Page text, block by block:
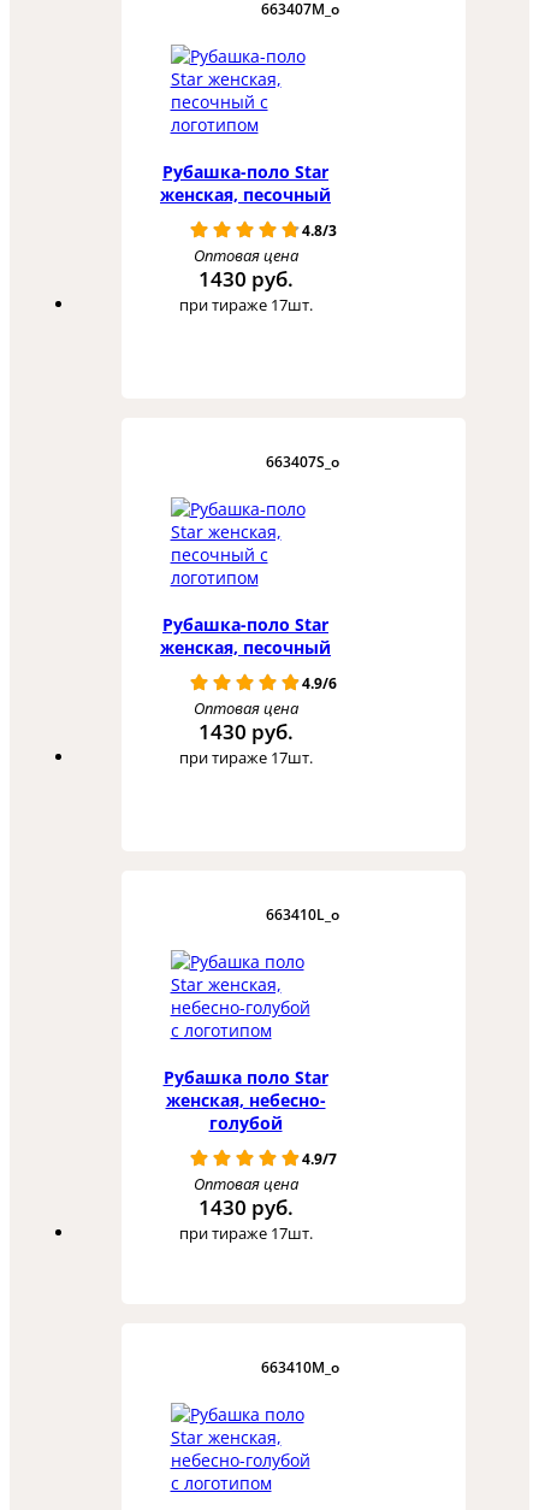
663407M_o
Рубашка-поло Star
женская, песочный
4.8/3
Оптовая цена
1430 руб.
при тираже 17шт.
663407S_o
Рубашка-поло Star
женская, песочный
4.9/6
Оптовая цена
1430 руб.
при тираже 17шт.
663410L_o
Рубашка поло Star
женская, небесно-
голубой
4.9/7
Оптовая цена
1430 руб.
при тираже 17шт.
663410M_o